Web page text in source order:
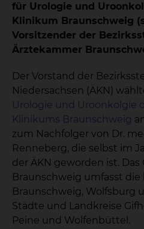
für Urologie und
Klinikum Braunschweig
Vorsitzender der
Ärztekammer
Der Vorstand der
Niedersachsen (ÄKN)
Urologie und Uroonkolgie
Klinikums Braunschweig
zum Nachfolger von Dr.
Renneberg, die selbst im
der ÄKN geworden ist.
Braunschweig umfasst
Braunschweig, Wolfsburg
Städte und Landkreise
Peine und Wolfenbüttel.